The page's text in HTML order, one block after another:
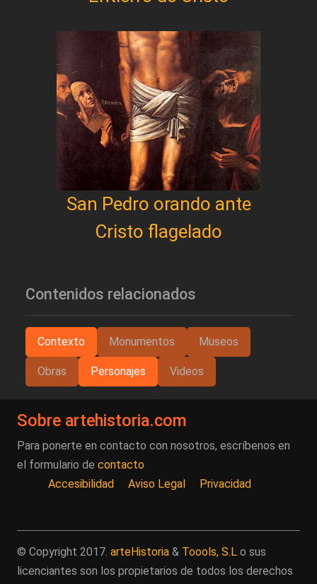
San Pedro orando ante
Cristo flagelado
Contenidos relacionados
Contexto Monumentos Museos
Obras Personajes Videos
Sobre artehistoria.com
Para ponerte en contacto con nosotros, escríbenos en
el formulario de contacto
Accesibilidad
Aviso Legal Privacidad
© Copyright 2017. arteHistoria & Toools, S.L o sus
licenciantes son los propietarios de todos los derechos